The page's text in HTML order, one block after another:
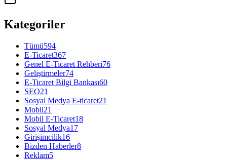
Kategoriler
Tümü594
E-Ticaret367
Genel E-Ticaret Rehberi76
Geliştirmeler74
E-Ticaret Bilgi Bankası60
SEO21
Sosyal Medya E-ticaret21
Mobil21
Mobil E-Ticaret18
Sosyal Medya17
Girişimcilik16
Bizden Haberler8
Reklam5